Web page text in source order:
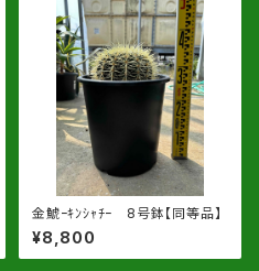
金鯱ｰｷﾝｼｬﾁｰ 8号鉢【同等品】
¥8,800